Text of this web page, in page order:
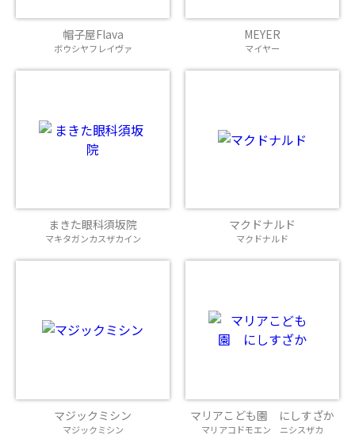
帽子屋Flava
ボウシヤフレイヴァ
MEYER
マイヤー
まきた眼科須坂院
マキタガンカスザカイン
マクドナルド
マクドナルド
マジックミシン
マジックミシン
マリアこども園 にしすざか
マリアコドモエン ニシスザカ